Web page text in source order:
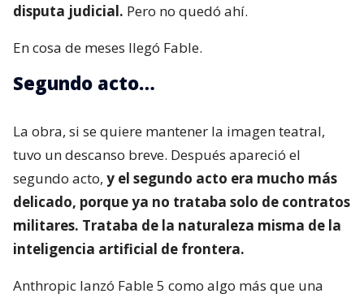
disputa judicial. Pero no quedó ahí.
En cosa de meses llegó Fable.
Segundo acto…
La obra, si se quiere mantener la imagen teatral,
tuvo un descanso breve. Después apareció el
segundo acto, y el segundo acto era mucho más
delicado, porque ya no trataba solo de contratos
militares. Trataba de la naturaleza misma de la
inteligencia artificial de frontera.
Anthropic lanzó Fable 5 como algo más que una